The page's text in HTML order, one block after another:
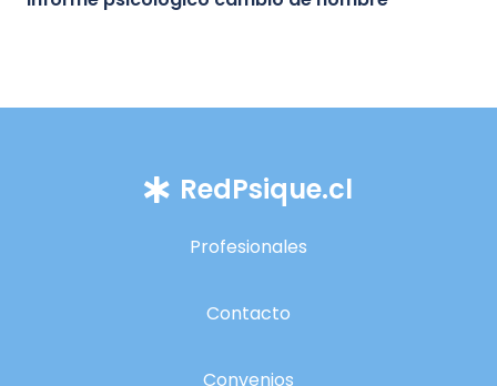
RedPsique.cl
Profesionales
Contacto
Convenios